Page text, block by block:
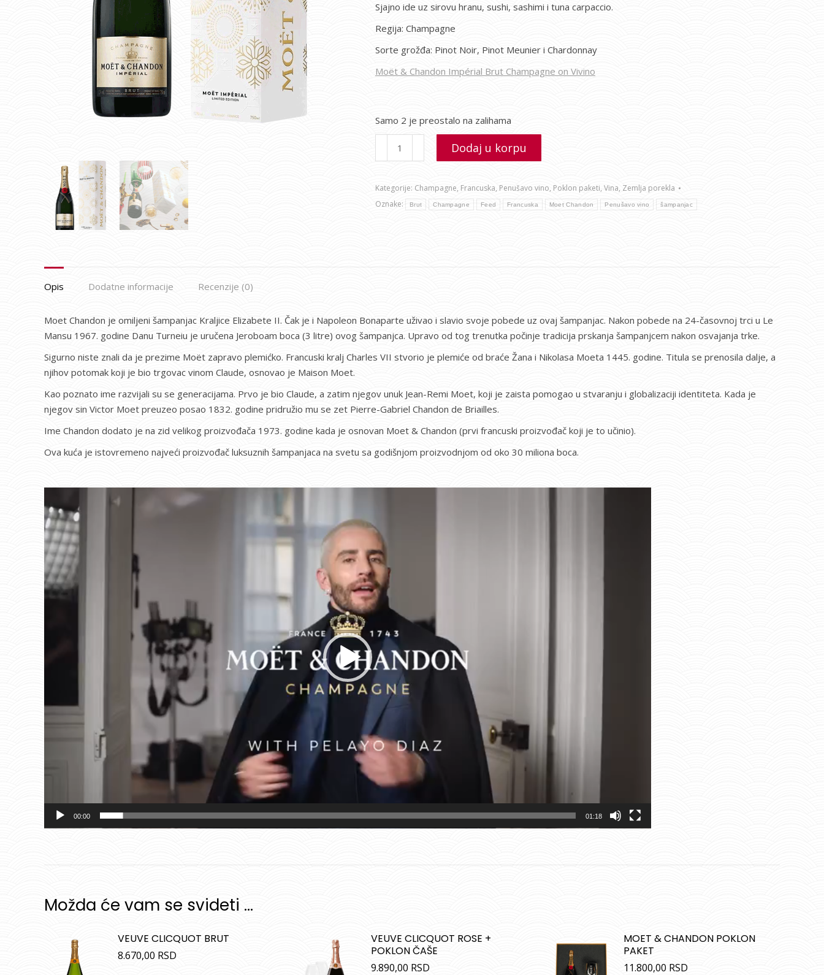
Sjajno ide uz sirovu hranu, sushi, sashimi i tuna carpaccio.
Regija: Champagne
Sorte grožđa: Pinot Noir, Pinot Meunier i Chardonnay
Moët & Chandon Impérial Brut Champagne on Vivino
Samo 2 je preostalo na zalihama
Dodaj u korpu
Kategorije: Champagne, Francuska, Penušavo vino, Poklon paketi, Vina, Zemlja porekla
Oznake:
Brut Champagne Feed Francuska Moet Chandon Penušavo vino šampanjac
Opis Dodatne informacije Recenzije (0)
Moet Chandon je omiljeni šampanjac Kraljice Elizabete II. Čak je i Napoleon Bonaparte uživao i slavio svoje pobede uz ovaj šampanjac. Nakon pobede na 24-časovnoj trci u Le
Mansu 1967. godine Danu Turneiu je uručena Jeroboam boca (3 litre) ovog šampanjca. Upravo od tog trenutka počinje tradicija prskanja šampanjcem nakon osvajanja trke.
Sigurno niste znali da je prezime Moët zapravo plemićko. Francuski kralj Charles VII stvorio je plemiće od braće Žana i Nikolasa Moeta 1445. godine. Titula se prenosila dalje, a
njihov potomak koji je bio trgovac vinom Claude, osnovao je Maison Moet.
Kao poznato ime razvijali su se generacijama. Prvo je bio Claude, a zatim njegov unuk Jean-Remi Moet, koji je zaista pomogao u stvaranju i globalizaciji identiteta. Kada je
njegov sin Victor Moet preuzeo posao 1832. godine pridružio mu se zet Pierre-Gabriel Chandon de Briailles.
Ime Chandon dodato je na zid velikog proizvođača 1973. godine kada je osnovan Moet & Chandon (prvi francuski proizvođač koji je to učinio).
Ova kuća je istovremeno najveći proizvođač luksuznih šampanjaca na svetu sa godišnjom proizvodnjom od oko 30 miliona boca.
video
zapisa
00:00 01:18
Možda će vam se svideti …
VEUVE CLICQUOT BRUT
8.670,00 RSD
VEUVE CLICQUOT ROSE +
POKLON ČAŠE
9.890,00 RSD
MOET & CHANDON POKLON
PAKET
11.800,00 RSD